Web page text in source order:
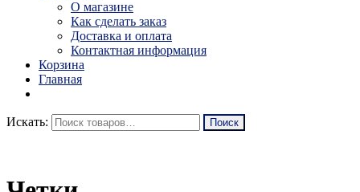
О магазине
Как сделать заказ
Доставка и оплата
Контактная информация
Корзина
Главная
Искать: